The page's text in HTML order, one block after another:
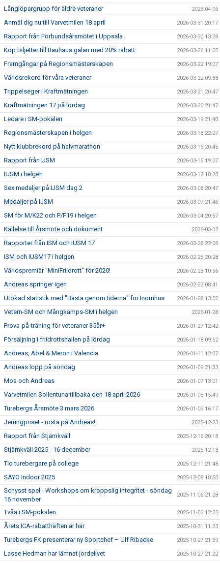
Långlöpargrupp för äldre veteraner 2026-04-06
Anmäl dig nu till Varvetmilen 18 april 2026-03-31 20:17
Rapport från Förbundsårsmötet i Uppsala 2026-03-30 13:28
Köp biljetter till Bauhaus galan med 20% rabatt 2026-03-26 11:25
Framgångar på Regionsmästerskapen 2026-03-22 19:07
Världsrekord för våra veteraner 2026-03-22 09:33
Trippelseger i Kraftmätningen 2026-03-21 20:47
Kraftmätningen 17 på lördag 2026-03-20 21:47
Ledare i SM-pokalen 2026-03-19 21:40
Regionsmästerskapen i helgen 2026-03-18 22:27
Nytt klubbrekord på halvmarathon 2026-03-16 20:45
Rapport från USM 2026-03-15 19:27
IUSM i helgen 2026-03-12 18:20
Sex medaljer på IJSM dag 2 2026-03-08 20:47
Medaljer på IJSM 2026-03-07 21:46
SM för M/K22 och P/F19 i helgen 2026-03-04 20:57
Kallelse till Årsmöte och dokument 2026-03-02
Rapporter från ISM och IUSM 17 2026-02-28 22:08
ISM och IUSM17 i helgen 2026-02-25 20:28
Världspremiär "MiniFriidrott" för 2020! 2026-02-23 10:56
Andreas springer igen 2026-02-22 08:41
Utökad statistik med "Bästa genom tiderna" för Inomhus 2026-01-28 13:52
Vetern-SM och Mångkamps-SM i helgen 2026-01-28
Prova-på-träning för veteraner 35år+ 2026-01-27 12:42
Försäljning i friidrottshallen på lördag 2026-01-18 09:52
Andreas, Abel & Meron i Valencia 2026-01-11 12:07
Andreas lopp på söndag 2026-01-09 21:33
Moa och Andreas 2026-01-07 13:01
Varvetmilen Sollentuna tillbaka den 18 april 2026 2026-01-05 15:49
Turebergs Årsmöte 3 mars 2026 2026-01-03 16:17
Jerringpriset - rösta på Andreas! 2025-12-23
Rapport från Stjärnkväll 2025-12-16 20:18
Stjärnkväll 2025 - 16 december 2025-12-13
Tio turebergare på college 2025-12-11 21:48
SAYO Indoor 2025 2025-12-08 18:50
Schysst spel - Workshops om kroppslig integritet - söndag
16 november
2025-11-06 21:28
Tvåa i SM-pokalen 2025-11-02 12:23
Årets ICA-rabatthäften är här 2025-10-31 11:33
Turebergs FK presenterar ny Sportchef – Ulf Ribacke 2025-10-27 21:59
Lasse Hedman har lämnat jordelivet 2025-10-27 21:22